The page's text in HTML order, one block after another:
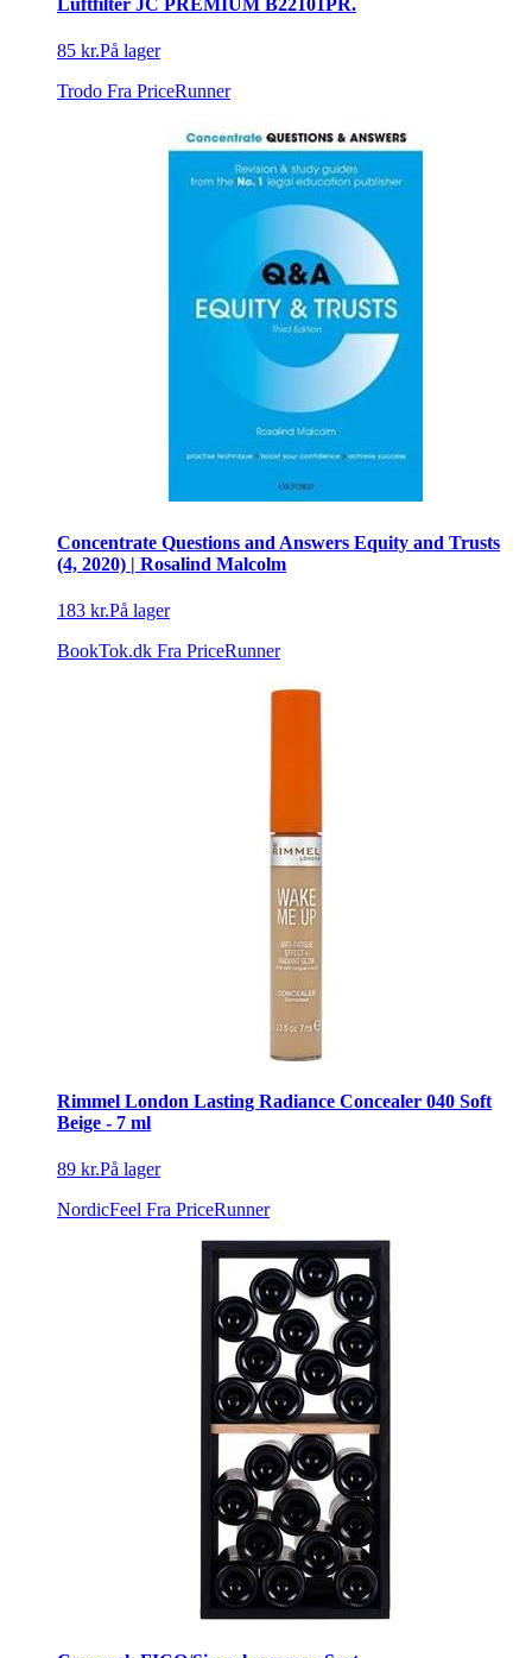
Luftfilter JC PREMIUM B22101PR.
85 kr.På lager
Trodo Fra PriceRunner
Concentrate Questions and Answers Equity and Trusts
(4, 2020) | Rosalind Malcolm
183 kr.På lager
BookTok.dk Fra PriceRunner
Rimmel London Lasting Radiance Concealer 040 Soft
Beige - 7 ml
89 kr.På lager
NordicFeel Fra PriceRunner